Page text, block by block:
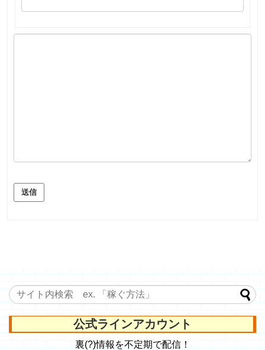
送信
公式ラインアカウント
裏(?)情報を不定期で配信！